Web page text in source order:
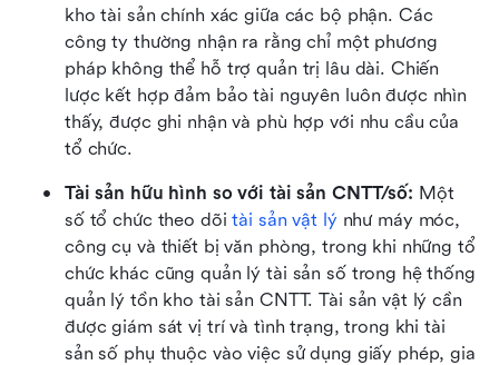
kho tài sản chính xác giữa các bộ phận. Các
công ty thường nhận ra rằng chỉ một phương
pháp không thể hỗ trợ quản trị lâu dài. Chiến
lược kết hợp đảm bảo tài nguyên luôn được nhìn
thấy, được ghi nhận và phù hợp với nhu cầu của
tổ chức.
Tài sản hữu hình so với tài sản CNTT/số: Một
số tổ chức theo dõi tài sản vật lý như máy móc,
công cụ và thiết bị văn phòng, trong khi những tổ
chức khác cũng quản lý tài sản số trong hệ thống
quản lý tồn kho tài sản CNTT. Tài sản vật lý cần
được giám sát vị trí và tình trạng, trong khi tài
sản số phụ thuộc vào việc sử dụng giấy phép, gia